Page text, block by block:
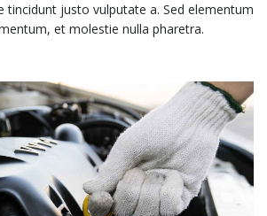
tincidunt justo vulputate a. Sed elementum
et molestie nulla pharetra.